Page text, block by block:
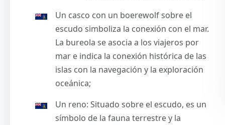
Un casco con un boerewolf sobre el
escudo simboliza la conexión con el mar.
La bureola se asocia a los viajeros por
mar e indica la conexión histórica de las
islas con la navegación y la exploración
oceánica;
Un reno: Situado sobre el escudo, es un
símbolo de la fauna terrestre y la